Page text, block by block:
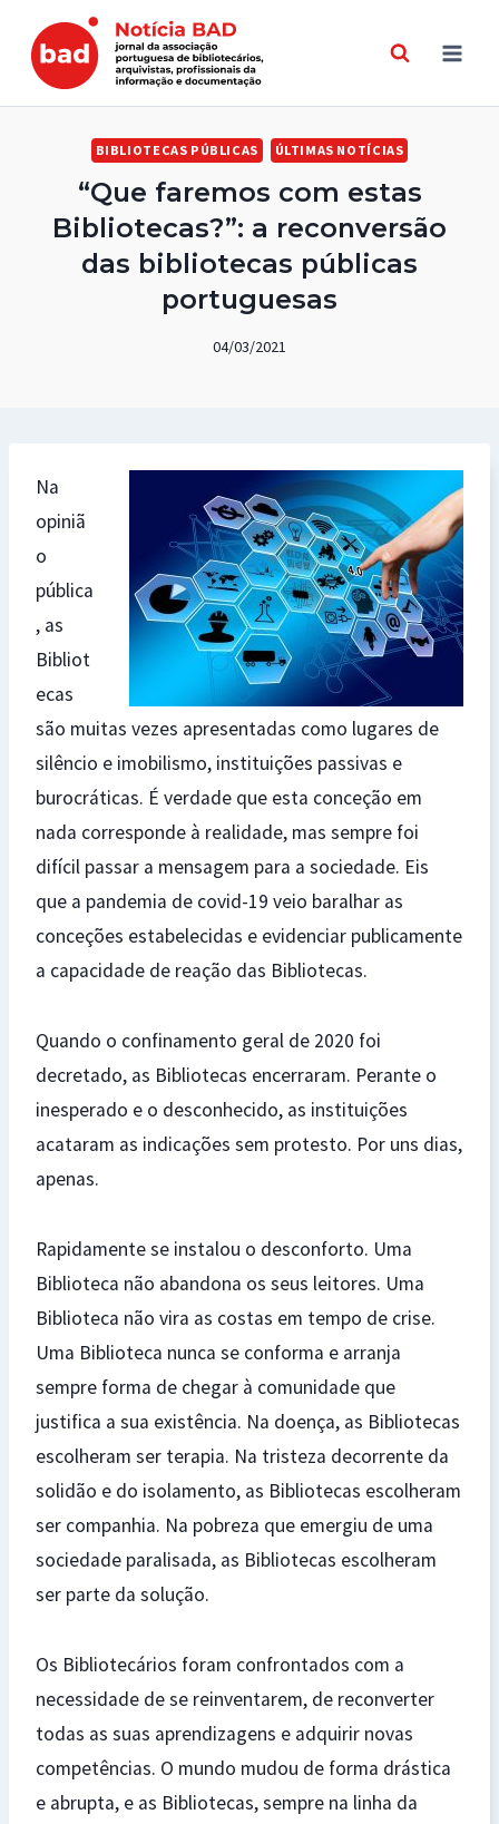
content
BIBLIOTECAS PÚBLICAS ÚLTIMAS NOTÍCIAS
“Que faremos com estas
Bibliotecas?”: a reconversão
das bibliotecas públicas
portuguesas
04/03/2021
Na
opiniã
o
pública
, as
Bibliot
ecas
são muitas vezes apresentadas como lugares de
silêncio e imobilismo, instituições passivas e
burocráticas. É verdade que esta conceção em
nada corresponde à realidade, mas sempre foi
difícil passar a mensagem para a sociedade. Eis
que a pandemia de covid-19 veio baralhar as
conceções estabelecidas e evidenciar publicamente
a capacidade de reação das Bibliotecas.
Quando o confinamento geral de 2020 foi
decretado, as Bibliotecas encerraram. Perante o
inesperado e o desconhecido, as instituições
acataram as indicações sem protesto. Por uns dias,
apenas.
Rapidamente se instalou o desconforto. Uma
Biblioteca não abandona os seus leitores. Uma
Biblioteca não vira as costas em tempo de crise.
Uma Biblioteca nunca se conforma e arranja
sempre forma de chegar à comunidade que
justifica a sua existência. Na doença, as Bibliotecas
escolheram ser terapia. Na tristeza decorrente da
solidão e do isolamento, as Bibliotecas escolheram
ser companhia. Na pobreza que emergiu de uma
sociedade paralisada, as Bibliotecas escolheram
ser parte da solução.
Os Bibliotecários foram confrontados com a
necessidade de se reinventarem, de reconverter
todas as suas aprendizagens e adquirir novas
competências. O mundo mudou de forma drástica
e abrupta, e as Bibliotecas, sempre na linha da